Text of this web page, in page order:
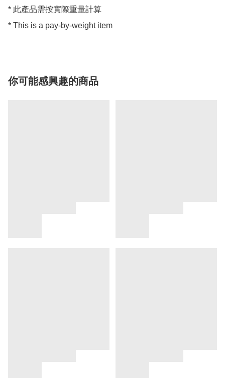
* 此產品需按實際重量計算
你可能感興趣的商品